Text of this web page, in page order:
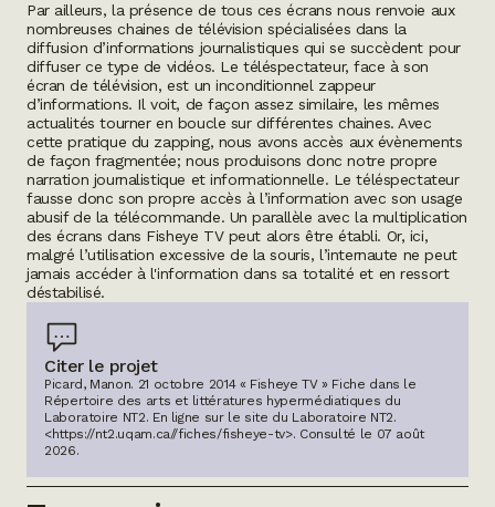
Par ailleurs, la présence de tous ces écrans nous renvoie aux
nombreuses chaines de télévision spécialisées dans la
diffusion d’informations journalistiques qui se succèdent pour
diffuser ce type de vidéos. Le téléspectateur, face à son
écran de télévision, est un inconditionnel zappeur
d’informations. Il voit, de façon assez similaire, les mêmes
actualités tourner en boucle sur différentes chaines. Avec
cette pratique du zapping, nous avons accès aux évènements
de façon fragmentée; nous produisons donc notre propre
narration journalistique et informationnelle. Le téléspectateur
fausse donc son propre accès à l’information avec son usage
abusif de la télécommande. Un parallèle avec la multiplication
des écrans dans Fisheye TVpeut alors être établi. Or, ici,
malgré l’utilisation excessive de la souris, l’internaute ne peut
jamais accéder à l'information dans sa totalité et en ressort
déstabilisé.
Citer le projet
Picard, Manon. 21 octobre 2014 « Fisheye TV » Fiche dans le
Répertoire des arts et littératures hypermédiatiques du
Laboratoire NT2. En ligne sur le site du Laboratoire NT2.
<https://nt2.uqam.ca//fiches/fisheye-tv>. Consulté le 07 août
2026.